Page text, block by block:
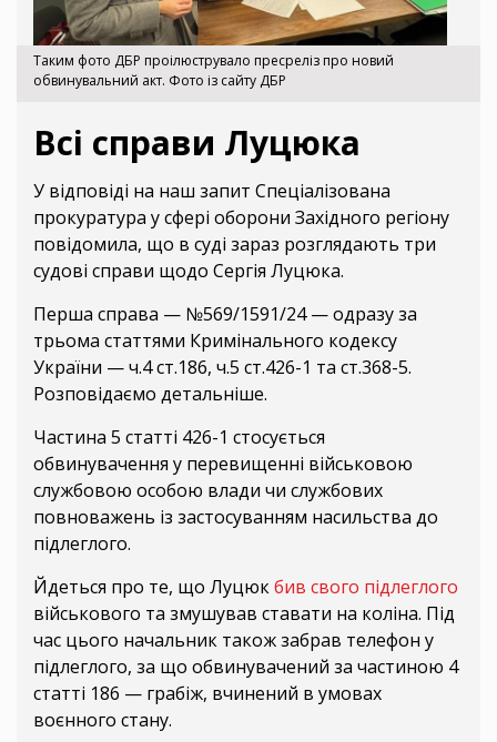
Таким фото ДБР проілюструвало пресреліз про новий
обвинувальний акт. Фото із сайту ДБР
Всі справи Луцюка
У відповіді на наш запит Спеціалізована
прокуратура у сфері оборони Західного регіону
повідомила, що в суді зараз розглядають три
судові справи щодо Сергія Луцюка.
Перша справа — №569/1591/24 — одразу за
трьома статтями Кримінального кодексу
України — ч.4 ст.186, ч.5 ст.426-1 та ст.368-5.
Розповідаємо детальніше.
Частина 5 статті 426-1 стосується
обвинувачення у перевищенні військовою
службовою особою влади чи службових
повноважень із застосуванням насильства до
підлеглого.
Йдеться про те, що Луцюкбив свого підлеглого
військового та змушував ставати на коліна. Під
час цього начальник також забрав телефон у
підлеглого, за що обвинувачений за частиною 4
статті 186 — грабіж, вчинений в умовах
воєнного стану.